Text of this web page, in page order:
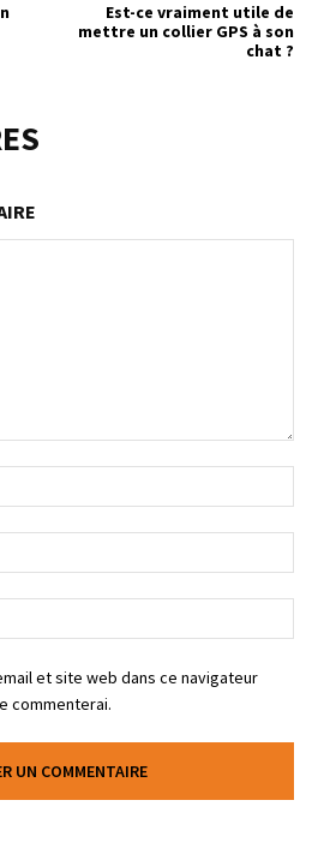
Est-ce vraiment utile de
mettre un collier GPS à son
chat ?
et site web dans ce navigateur
commenterai.